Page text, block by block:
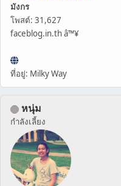
มังกร
โพสต์: 31,627
faceblog.in.th â™¥
ที่อยู่: Milky Way
หนุ่ม
กำลังเลี้ยง